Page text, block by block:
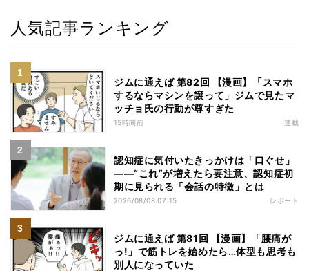
人気記事ランキング
ジムに通えば 第82回 【漫画】「スマホ
するならマシンを譲って」ジムで見たマ
ッチョ氏の行動が尊すぎた
15時間前 連載
認知症に気付いたきっかけは「口ぐせ」
――“これ”が増えたら要注意、認知症初
期に見られる「会話の特徴」とは
2026/08/08 07:15 レポート
ジムに通えば 第81回 【漫画】「腰痛が
っ!」で筋トレを始めたら…体型も思考も
別人になっていた